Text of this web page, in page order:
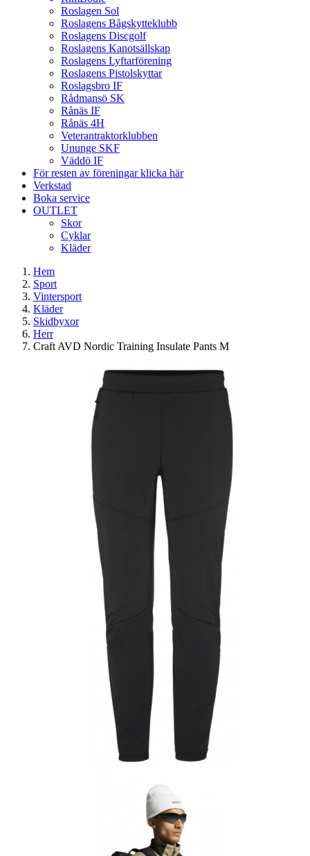
Roslagen Sol
Roslagens Bågskytteklubb
Roslagens Discgolf
Roslagens Kanotsällskap
Roslagens Lyftarförening
Roslagens Pistolskyttar
Roslagsbro IF
Rådmansö SK
Rånäs IF
Rånäs 4H
Veterantraktorklubben
Ununge SKF
Väddö IF
För resten av föreningar klicka här
Verkstad
Boka service
OUTLET
Skor
Cyklar
Kläder
Hem
Sport
Vintersport
Kläder
Skidbyxor
Herr
Craft AVD Nordic Training Insulate Pants M